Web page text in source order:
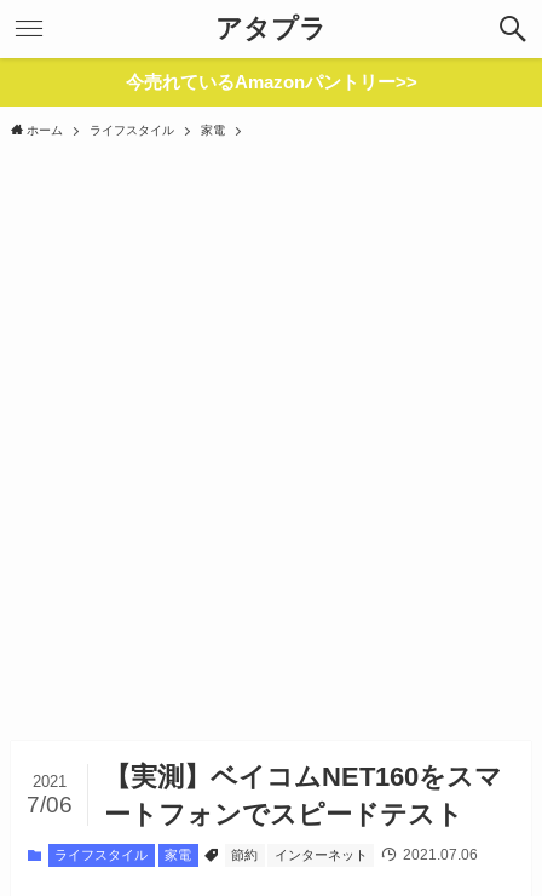
アタプラ
今売れているAmazonパントリー>>
ホーム ライフスタイル 家電
【実測】ベイコムNET160をスマ
ートフォンでスピードテスト
2021
7/06
ライフスタイル 家電 節約 インターネット 2021.07.06